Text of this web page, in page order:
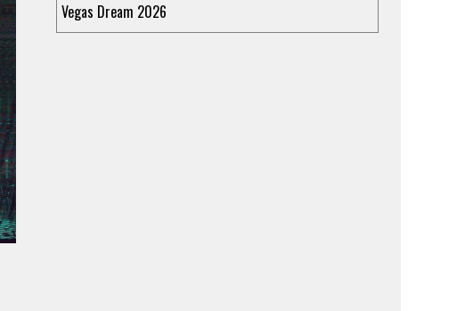
Vegas Dream 2026